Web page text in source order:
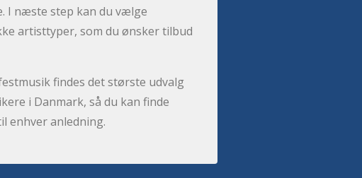
I næste step kan du vælge
artisttyper, som du ønsker tilbud
findes det største udvalg
i Danmark, så du kan finde
enhver anledning.